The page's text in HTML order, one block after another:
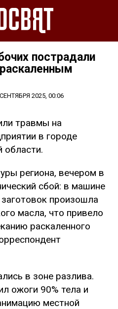
пострадали
2025, 00:06
травмы на
в городе
области.
региона, вечером в
сбой: в машине
произошла
масла, что привело
раскаленного
в зоне разлива.
ожоги 90% тела и
местной